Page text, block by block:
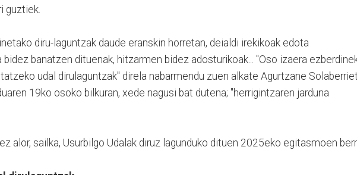
guztiek.
diru-laguntzak daude eranskin horretan, deialdi irekikoak edota
bidez banatzen dituenak, hitzarmen bidez adosturikoak... "Oso izaera
udal dirulaguntzak" direla nabarmendu zuen alkate Agurtzane
19ko osoko bilkuran, xede nagusi bat dutena; "herrigintzaren jarduna
alor, sailka, Usurbilgo Udalak diruz lagunduko dituen 2025eko egitasmoen